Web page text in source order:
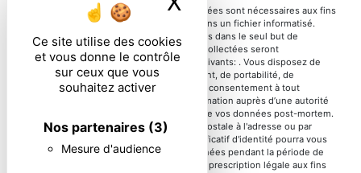
Ce site utilise des cookies
et vous donne le contrôle
sur ceux que vous
souhaitez activer
Nos partenaires (3)
Mesure d'audience
** Les données personnelles communiquées sont nécessaires aux fins
de vous contacter et sont enregistrées dans un fichier informatisé.
Elles sont destinées à et ses sous-traitants dans le seul but de
répondre à votre message. Les données collectées seront
communiquées aux seuls destinataires suivants: . Vous disposez de
droits d’accès, de rectification, d’effacement, de portabilité, de
limitation, d’opposition, de retrait de votre consentement à tout
moment et du droit d’introduire une réclamation auprès d’une autorité
de contrôle, ainsi que d’organiser le sort de vos données post-mortem.
Vous pouvez exercer ces droits par voie postale à l'adresse ou par
courrier électronique à l'adresse . Un justificatif d'identité pourra vous
être demandé. Nous conservons vos données pendant la période de
prise de contact puis pendant la durée de prescription légale aux fins